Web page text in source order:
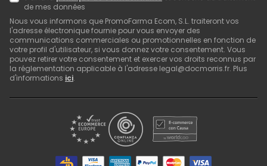
de mes données
Nous vous informons que PromoFarma Ecom, S.L. traiteront vos
l'adresse électronique fournie pour vous envoyer des
communications commerciales ou promotionnelles en fonction de
votre profil d'utilisateur, si vous donnez votre consentement. Vous
pouvez retirer votre consentement et exercer vos droits reconnus par
la réglementation applicable à l'adresse legal@docmorris.fr. Plus
d'informations ici.